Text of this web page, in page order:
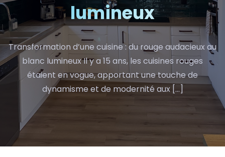
lumineux
Transformation d’une cuisine : du rouge audacieux au
blanc lumineux Il y a 15 ans, les cuisines rouges
étaient en vogue, apportant une touche de
dynamisme et de modernité aux […]